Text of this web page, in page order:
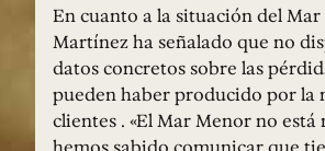
En cuanto a la situación del
Martínez ha señalado que no
datos concretos sobre las
pueden haber producido por la
clientes . «El Mar Menor no está